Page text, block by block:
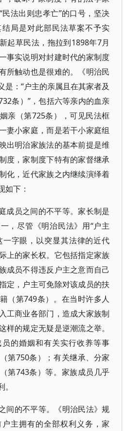
法出则忠孝亡”的口号，坚决
局是对此部民法草案不予实
起草民法，拖拉到1898年7月
事实说明对封建时代的家制度
所触动也是很难的。《明治民
是：“户主的亲属且在其家者及
条）”，包括六等亲内的血亲
亲（第725条），可见民法框
妻小家庭，而是若干小家庭组
出明治家族法的基本前提是维
度，家制度下特有的家督继承
化，近代家族之内继续演绎着
如下：
成员之间的不平等。家长制是
，尽管《明治民法》用“户主
一字眼，以突显其法律的近代
上的家长权。它包括指定家族
成员不得违反户主之意而自己
定，户主可免除对该成员的扶
（第749条）。在当时许多人
工商业各部门，造成大家族制
样的规定无疑是逆潮流之举。
的婚姻和有关实行收养等事
第750条）；有关继承、分家
第743条）等。家族成员几乎
间的不平等。《明治民法》规
主拥有的全部权利义务，家